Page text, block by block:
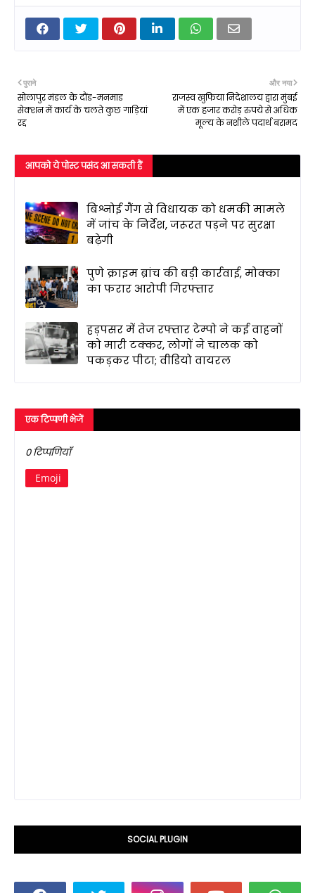
और नया
राजस्‍व खुफिया निदेशालय द्वारा मुंबई
में एक हजार करोड़ रुपये से अधिक
मूल्‍य के नशीले पदार्थ बरामद
पुराने
सोलापुर मंडल के दौंड-मनमाड
सेक्शन में कार्य के चलते कुछ गाड़ियां
रद्द
आपको ये पोस्ट पसंद आ सकती हैं
बिश्नोई गैंग से विधायक को धमकी मामले
में जांच के निर्देश, जरूरत पड़ने पर सुरक्षा
बढ़ेगी
पुणे क्राइम ब्रांच की बड़ी कार्रवाई, मोक्का
का फरार आरोपी गिरफ्तार
हड़पसर में तेज रफ्तार टेम्पो ने कई वाहनों
को मारी टक्कर, लोगों ने चालक को
पकड़कर पीटा; वीडियो वायरल
एक टिप्पणी भेजें
0 टिप्पणियाँ
Emoji
SOCIAL PLUGIN